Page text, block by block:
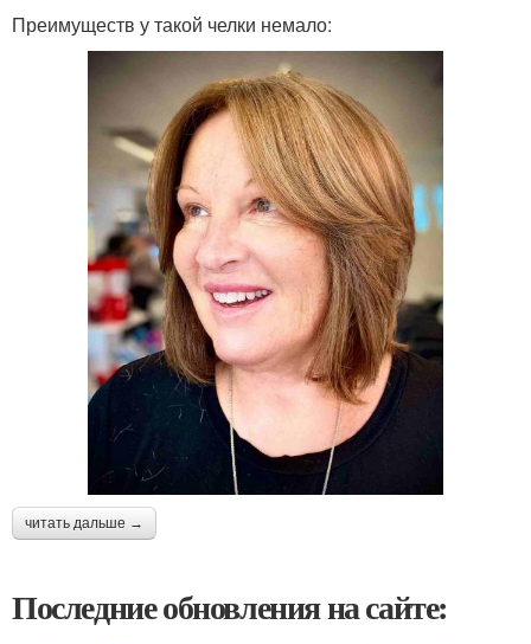
Преимуществ у такой челки немало:
читать дальше →
Последние обновления на сайте: